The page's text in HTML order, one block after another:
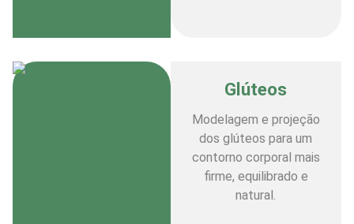
Glúteos
Modelagem e projeção
dos glúteos para um
contorno corporal mais
firme, equilibrado e
natural.